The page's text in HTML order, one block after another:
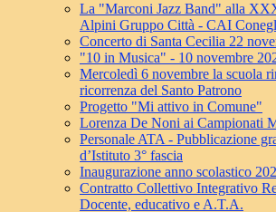
La "Marconi Jazz Band" alla
Alpini Gruppo Città - CAI
Concerto di Santa Cecilia 22
"10 in Musica" - 10 novembre
Mercoledì 6 novembre la scuola
ricorrenza del Santo Patrono
Progetto "Mi attivo in Comune"
Lorenza De Noni ai Campionati
Personale ATA - Pubblicazione
d’Istituto 3° fascia
Inaugurazione anno scolastico
Contratto Collettivo Integrativo
Docente, educativo e A.T.A.